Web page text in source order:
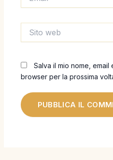
web
Salva il mio nome,
browser per la prossima